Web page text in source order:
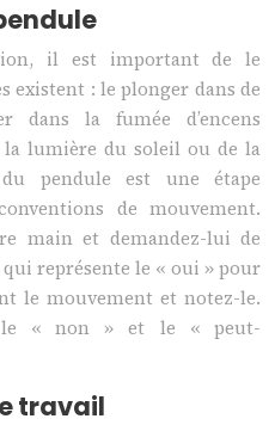
il est important de le
existent : le plonger dans de
dans la fumée d’encens
la lumière du soleil ou de la
pendule est une étape
de mouvement.
main et demandez-lui de
représente le « oui » pour
le mouvement et notez-le.
le « non » et le « peut-
travail